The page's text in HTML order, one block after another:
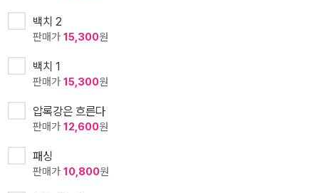
백치 2
판매가 15,300원
백치 1
판매가 15,300원
압록강은 흐른다
판매가 12,600원
패싱
판매가 10,800원